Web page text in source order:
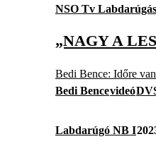
NSO Tv Labdarúgás
„NAGY A
Bedi Bence: Időre
Bedi Bencevideó
Labdarúgó NB I